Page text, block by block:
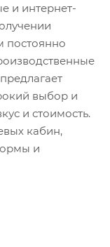
и интернет-
постоянно
выбор и
и стоимость.
кабин,
и